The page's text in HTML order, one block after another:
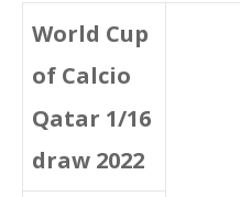
World Cup
of Calcio
Qatar 1/16
draw 2022